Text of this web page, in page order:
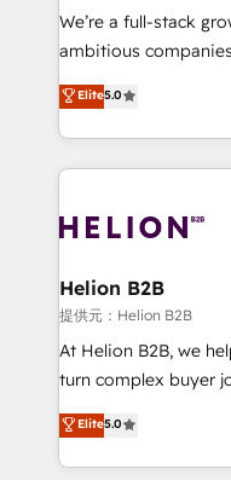
implementations,
acumen, process
integrate HubSpot
MicroSoft, custom solutions,... Our
execution, CPQ,
developments. And we're champions when it comes
We’re a full-stack
ambitious companies
upgrading and
generating aspect of your
HubSpot Elite
nerds who can
experience. Working hand-in-hand with your team,
traffic, generates
revenue goals. We've worked with thousands of
HubSpot customers
too! Clients come to us for: Advanced CRM solutions
HubSpot Data
to HubSpot New
Elite5.0
Helion B2B
提供元：Helion B2B
At Helion B2B, we
turn complex buyer
engines. With deep
manufacturing,
specialize in lead
Elite5.0